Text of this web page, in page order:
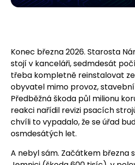
Konec března 2026. Starosta
stojí v kanceláři, sedmdesát
třeba kompletně reinstalovat
obyvatel mimo provoz,
Předběžná škoda půl milionu
reakci nařídil revizi psacích
chvíli to vypadalo, že se úřad
osmdesátých let.
A nebyl sám. Začátkem března